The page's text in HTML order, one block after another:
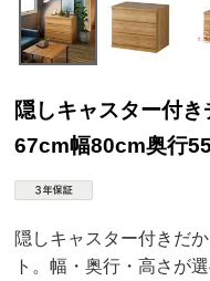
隠しキャスター付
67cm幅80cm奥行
隠しキャスター付きだ
ト。幅・奥行・高さが